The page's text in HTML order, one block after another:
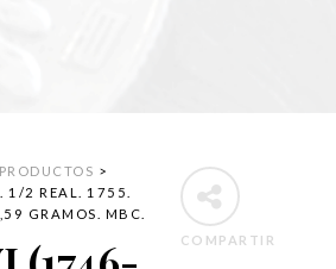
COMPARTIR
PRODUCTOS >
2 REAL. 1755.
GRAMOS. MBC.